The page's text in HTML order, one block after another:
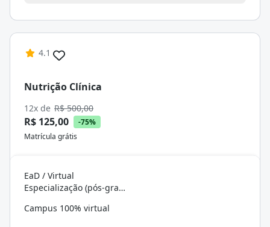
4.1
Nutrição Clínica
12x de R$ 500,00
R$ 125,00
-75%
Matrícula grátis
EaD / Virtual
Especialização (pós-graduação)
Campus 100% virtual